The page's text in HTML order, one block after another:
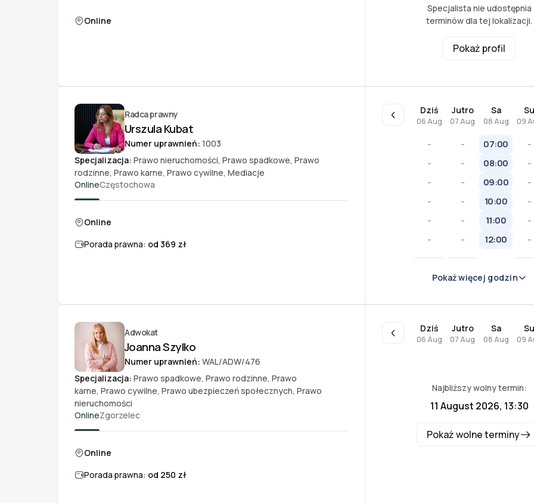
Online
Specjalista nie udostępnia
terminów dla tej lokalizacji.
Pokaż profil
Radca prawny
Urszula Kubat
Numer uprawnień: 1003
Specjalizacja: Prawo nieruchomości, Prawo spadkowe, Prawo
rodzinne, Prawo karne, Prawo cywilne, Mediacje
OnlineCzęstochowa
Online
Porada prawna: od 369 zł
Dziś
06 Aug
-
-
-
-
-
-
Jutro
07 Aug
-
-
-
-
-
-
Sa
08 Aug
07:00
08:00
09:00
10:00
11:00
12:00
Su
09
-
-
-
-
-
-
Pokaż więcej godzin
Adwokat
Joanna Szylko
Numer uprawnień: WAL/ADW/476
Specjalizacja: Prawo spadkowe, Prawo rodzinne, Prawo
karne, Prawo cywilne, Prawo ubezpieczeń społecznych, Prawo
nieruchomości
OnlineZgorzelec
Online
Porada prawna: od 250 zł
Najbliższy wolny termin:
11 August 2026, 13:30
Pokaż wolne terminy
Dziś
06 Aug
Jutro
07 Aug
Sa
08 Aug
Su
09